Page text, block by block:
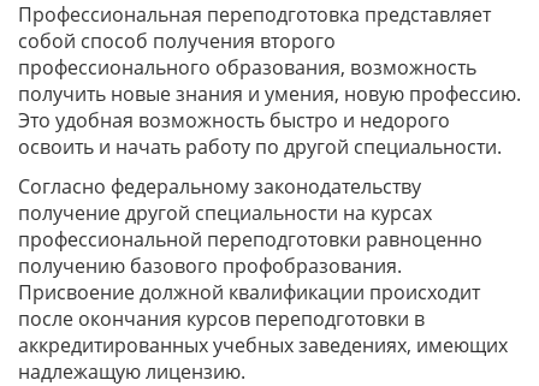
Профессиональная переподготовка представляет
собой способ получения второго
профессионального образования, возможность
получить новые знания и умения, новую профессию.
Это удобная возможность быстро и недорого
освоить и начать работу по другой специальности.
Согласно федеральному законодательству
получение другой специальности на курсах
профессиональной переподготовки равноценно
получению базового профобразования.
Присвоение должной квалификации происходит
после окончания курсов переподготовки в
аккредитированных учебных заведениях, имеющих
надлежащую лицензию.